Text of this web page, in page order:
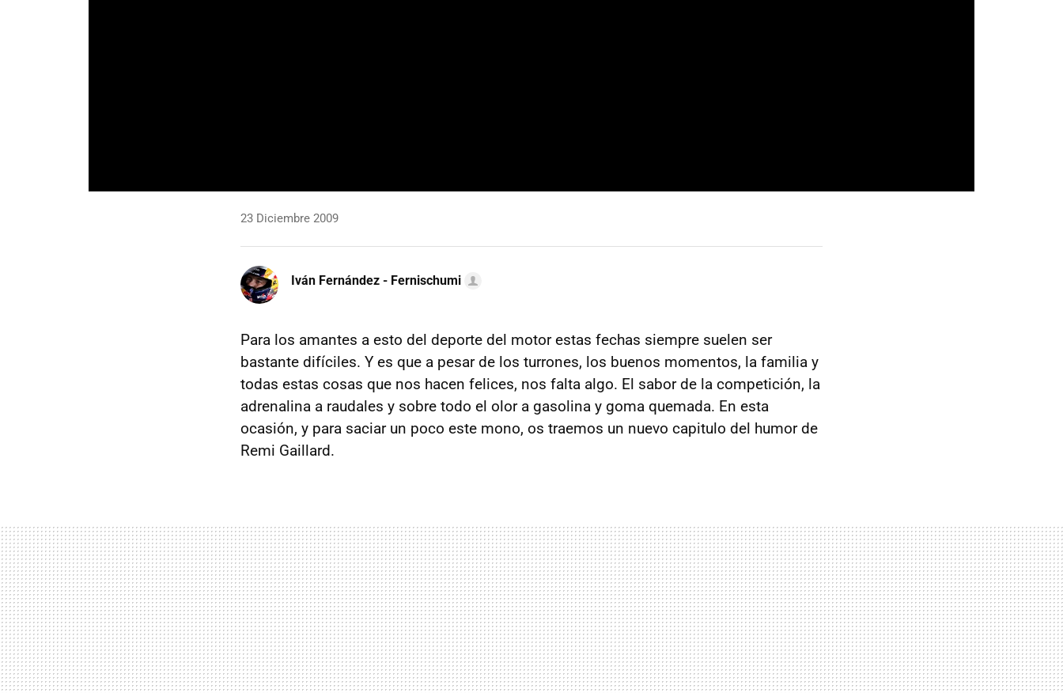
23 Diciembre 2009
Iván Fernández - Fernischumi
Para los amantes a esto del deporte del motor estas fechas siempre suelen ser
bastante difíciles. Y es que a pesar de los turrones, los buenos momentos, la familia y
todas estas cosas que nos hacen felices, nos falta algo. El sabor de la competición, la
adrenalina a raudales y sobre todo el olor a gasolina y goma quemada. En esta
ocasión, y para saciar un poco este mono, os traemos un nuevo capitulo del humor de
Remi Gaillard.